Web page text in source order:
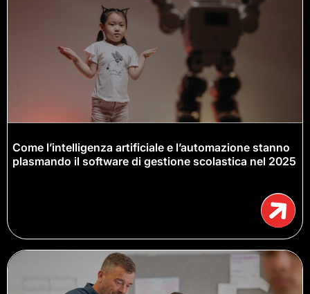
Come l’intelligenza artificiale e l’automazione stanno
plasmando il software di gestione scolastica nel 2025